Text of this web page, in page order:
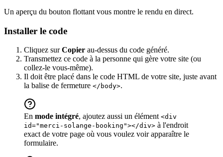
Un aperçu du bouton flottant vous montre le rendu en direct.
Installer le code
Cliquez surCopier au-dessus du code généré.
Transmettez ce code à la personne qui gère votre site (ou
collez-le vous-même).
Il doit être placé dans le code HTML de votre site, juste avant
la balise de fermeture </body>.
En mode intégré, ajoutez aussi un élément <div
id="merci-solange-booking"></div> à l'endroit
exact de votre page où vous voulez voir apparaître le
formulaire.